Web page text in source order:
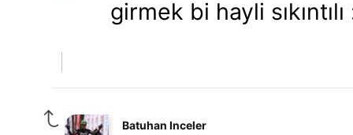
girmek bi hayli sıkıntılı
Batuhan Inceler